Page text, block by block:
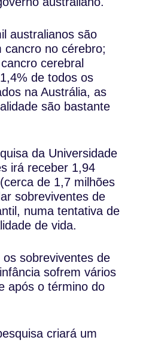
australianos são
cancro no cérebro;
cerebral
de todos os
na Austrália, as
são bastante
da Universidade
irá receber 1,94
de 1,7 milhões
sobreviventes de
numa tentativa de
de vida.
sobreviventes de
sofrem vários
após o término do
criará um